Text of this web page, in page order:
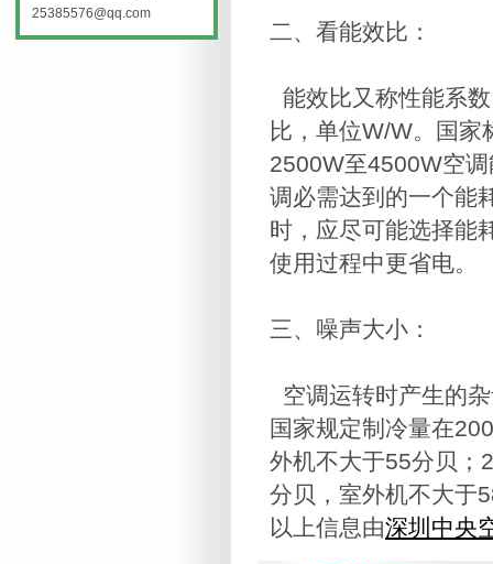
25385576@qq.com
二、看能效比：
能效比又称性能系
比，单位W/W。国
2500W至4500W空
调必需达到的一个能
时，应尽可能选择能
使用过程中更省电。
三、噪声大小：
空调运转时产生的
国家规定制冷量在
外机不大于55分贝；
分贝，室外机不大于
以上信息由深圳中央